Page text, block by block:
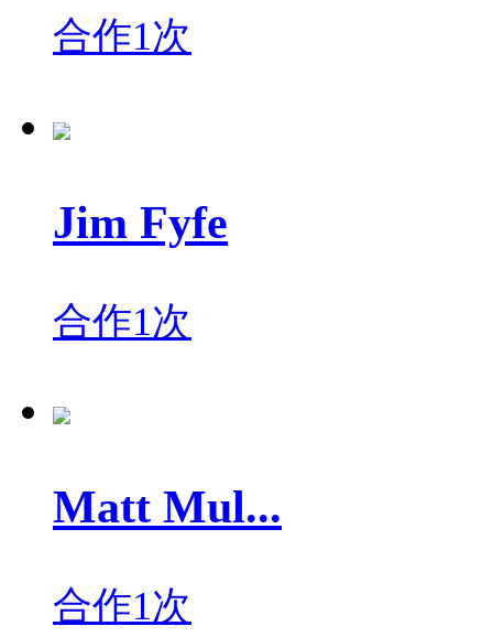
合作1次
Jim Fyfe
合作1次
Matt Mul...
合作1次